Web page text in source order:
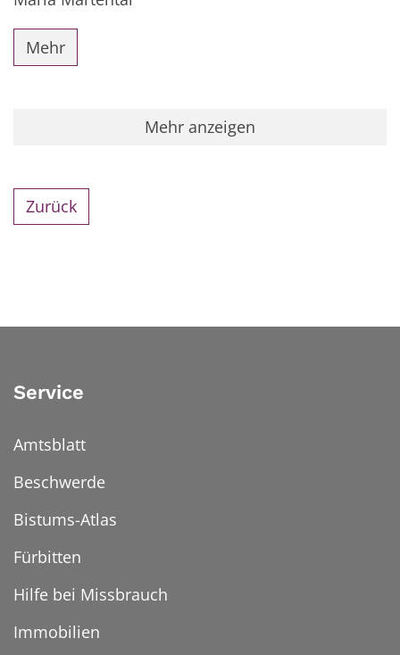
Mehr
Mehr anzeigen
Zurück
Service
Amtsblatt
Beschwerde
Bistums-Atlas
Fürbitten
Hilfe bei Missbrauch
Immobilien